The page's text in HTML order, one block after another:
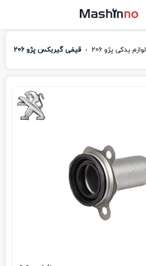
لوازم یدکی پژو 206 قیفی گیربکس پژو 206